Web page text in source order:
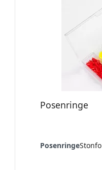
Posenringe
PosenringeStonfo